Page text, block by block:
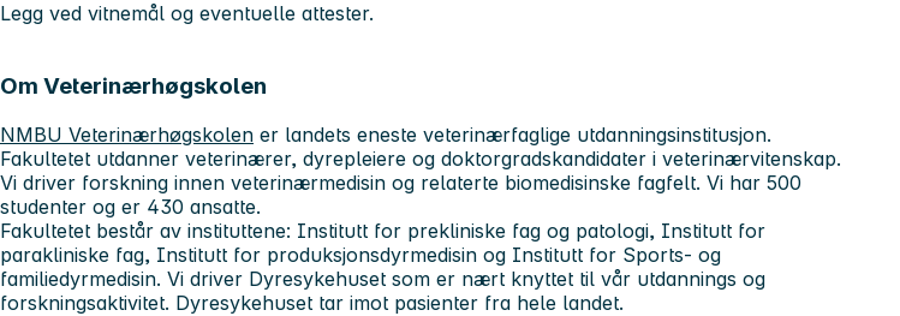
Legg ved vitnemål og eventuelle attester.
Om Veterinærhøgskolen
NMBU Veterinærhøgskolen er landets eneste veterinærfaglige utdanningsinstitusjon.
Fakultetet utdanner veterinærer, dyrepleiere og doktorgradskandidater i veterinærvitenskap.
Vi driver forskning innen veterinærmedisin og relaterte biomedisinske fagfelt. Vi har 500
studenter og er 430 ansatte.
Fakultetet består av instituttene: Institutt for prekliniske fag og patologi, Institutt for
parakliniske fag, Institutt for produksjonsdyrmedisin og Institutt for Sports- og
familiedyrmedisin. Vi driver Dyresykehuset som er nært knyttet til vår utdannings og
forskningsaktivitet. Dyresykehuset tar imot pasienter fra hele landet.